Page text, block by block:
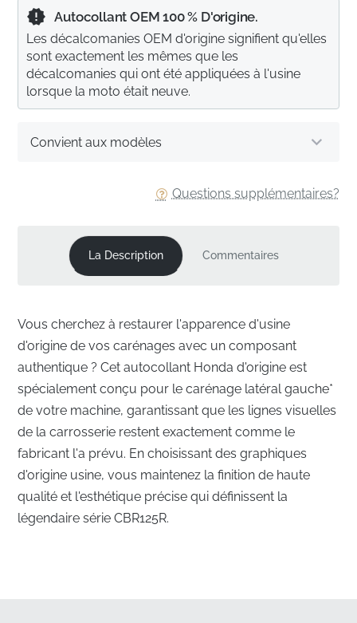
Questions supplémentaires?
Convient aux modèles
Autocollant OEM 100 % D'origine.
Les décalcomanies OEM d'origine signifient qu'elles
sont exactement les mêmes que les
décalcomanies qui ont été appliquées à l'usine
lorsque la moto était neuve.
La Description Commentaires
Vous cherchez à restaurer l'apparence d'usine
d'origine de vos carénages avec un composant
authentique ? Cet autocollant Honda d'origine est
spécialement conçu pour le carénage latéral gauche*
de votre machine, garantissant que les lignes visuelles
de la carrosserie restent exactement comme le
fabricant l'a prévu. En choisissant des graphiques
d'origine usine, vous maintenez la finition de haute
qualité et l'esthétique précise qui définissent la
légendaire série CBR125R.